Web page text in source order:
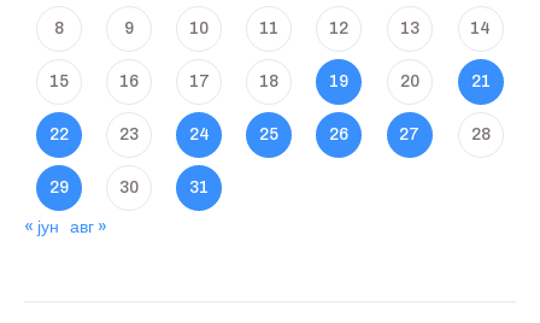
8 9 10 11 12 13 14
15 16 17 18 19 20 21
22 23 24 25 26 27 28
29 30 31
« јун авг »